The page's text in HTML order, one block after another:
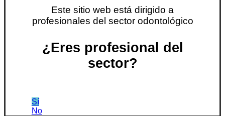
Este sitio web está dirigido a
profesionales del sector odontológico
¿Eres profesional del
sector?
Sí
No